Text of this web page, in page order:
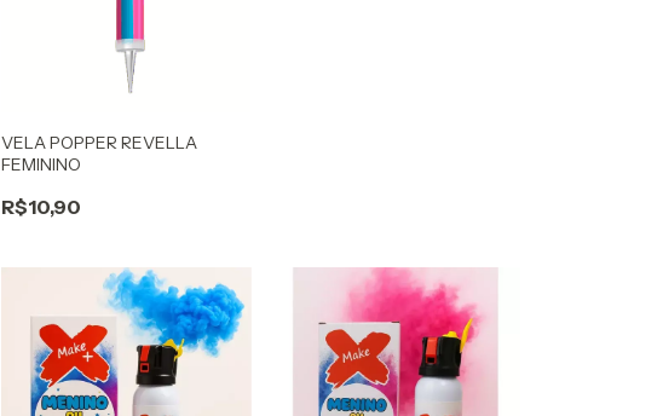
VELA POPPER REVELLA
FEMININO
R$10,90